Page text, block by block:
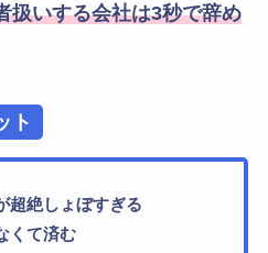
扱いする会社は3秒で辞め
ト
超絶しょぼすぎる
くて済む